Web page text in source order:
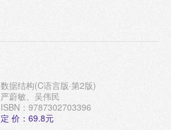
数据结构(C语言版·第2版)
严蔚敏、吴伟民
ISBN：9787302703396
定 价：69.8元